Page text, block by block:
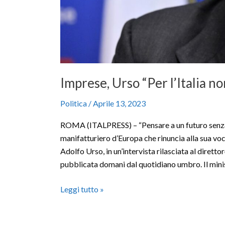
Imprese, Urso “Per l’Italia
Politica /Aprile 13, 2023
ROMA (ITALPRESS) – “Pensare a un futuro
manifatturiero d’Europa che rinuncia alla sua
Adolfo Urso, in un’intervista rilasciata al
pubblicata domani dal quotidiano umbro. Il
Leggi tutto »